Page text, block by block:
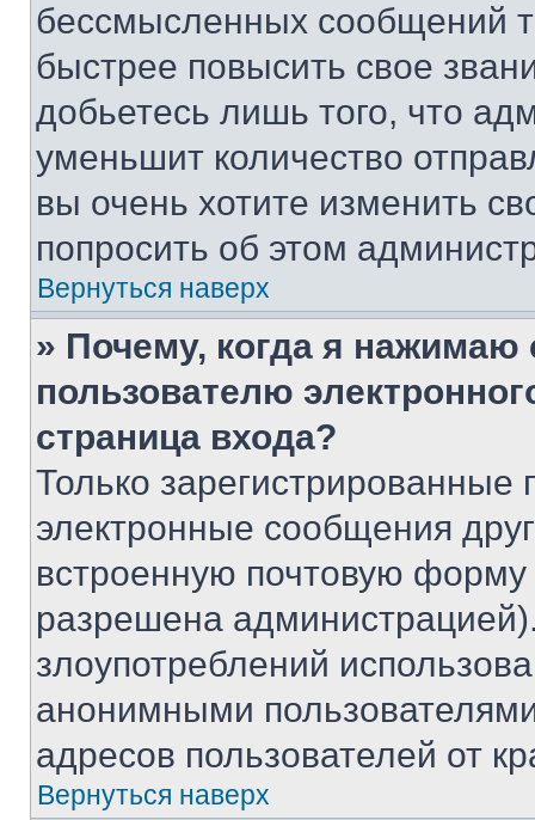
бессмысленных сообщений
быстрее повысить свое
добьетесь лишь того, что
уменьшит количество
вы очень хотите изменить
попросить об этом
Вернуться наверх
» Почему, когда я нажимаю
пользователю
страница входа?
Только зарегистрированные
электронные сообщения
встроенную почтовую
разрешена
злоупотреблений
анонимными
адресов пользователей от
Вернуться наверх